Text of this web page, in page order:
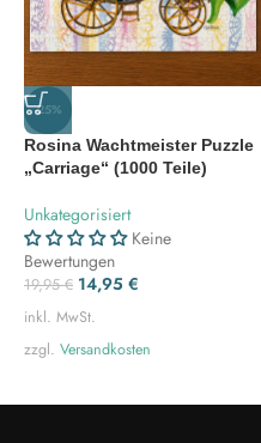
-25%
Rosina Wachtmeister Puzzle
„Carriage“ (1000 Teile)
Unkategorisiert
Keine
Bewertungen
19,95€ 14,95 €
inkl. MwSt.
zzgl. Versandkosten